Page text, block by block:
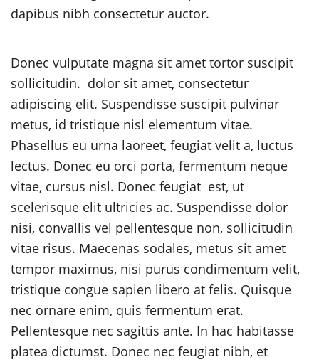
dapibus nibh consectetur auctor.
Donec vulputate magna sit amet tortor suscipit
sollicitudin. dolor sit amet, consectetur
adipiscing elit. Suspendisse suscipit pulvinar
metus, id tristique nisl elementum vitae.
Phasellus eu urna laoreet, feugiat velit a, luctus
lectus. Donec eu orci porta, fermentum neque
vitae, cursus nisl. Donec feugiat est, ut
scelerisque elit ultricies ac. Suspendisse dolor
nisi, convallis vel pellentesque non, sollicitudin
vitae risus. Maecenas sodales, metus sit amet
tempor maximus, nisi purus condimentum velit,
tristique congue sapien libero at felis. Quisque
nec ornare enim, quis fermentum erat.
Pellentesque nec sagittis ante. In hac habitasse
platea dictumst. Donec nec feugiat nibh, et